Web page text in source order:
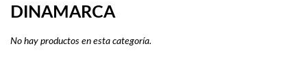
DINAMARCA
No hay productos en esta categoría.